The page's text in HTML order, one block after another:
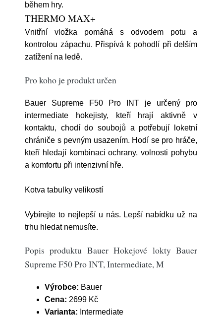
během hry.
THERMO MAX+
Vnitřní vložka pomáhá s odvodem potu a
kontrolou zápachu. Přispívá k pohodlí při delším
zatížení na ledě.
Pro koho je produkt určen
Bauer Supreme F50 Pro INT je určený pro
intermediate hokejisty, kteří hrají aktivně v
kontaktu, chodí do soubojů a potřebují loketní
chrániče s pevným usazením. Hodí se pro hráče,
kteří hledají kombinaci ochrany, volnosti pohybu
a komfortu při intenzivní hře.
Kotva tabulky velikostí
Vybírejte to nejlepší u nás. Lepší nabídku už na
trhu hledat nemusíte.
Popis produktu Bauer Hokejové lokty Bauer
Supreme F50 Pro INT, Intermediate, M
Výrobce: Bauer
Cena: 2699 Kč
Varianta: Intermediate